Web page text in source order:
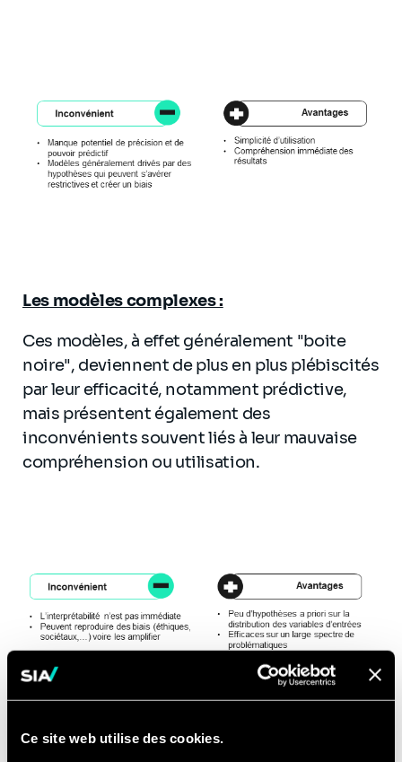
Ce site web utilise des cookies.
Les modèles complexes :
Ces modèles, à effet généralement "boite
noire", deviennent de plus en plus plébiscités
par leur efficacité, notamment prédictive,
mais présentent également des
inconvénients souvent liés à leur mauvaise
compréhension ou utilisation.